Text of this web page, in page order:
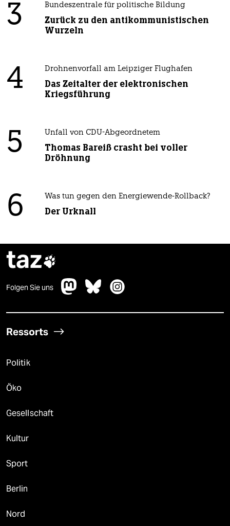
3 Bundeszentrale für politische Bildung
Zurück zu den antikommunistischen
Wurzeln
4 Drohnenvorfall am Leipziger Flughafen
Das Zeitalter der elektronischen
Kriegsführung
5 Unfall von CDU-Abgeordnetem
Thomas Bareiß crasht bei voller
Dröhnung
6 Was tun gegen den Energiewende-Rollback?
Der Urknall
taz
Folgen Sie uns
Ressorts
Politik
Öko
Gesellschaft
Kultur
Sport
Berlin
Nord